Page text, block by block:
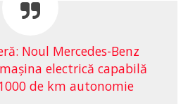
Noul Mercedes-Benz
maşina electrică capabilă
de km autonomie